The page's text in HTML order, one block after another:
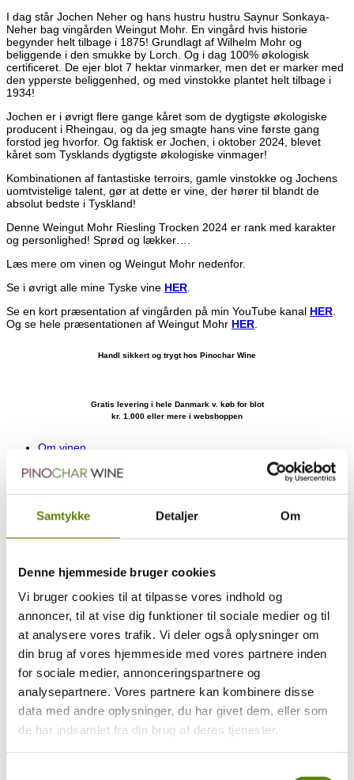
Samtykke Detaljer Om
Denne hjemmeside bruger cookies
Vi bruger cookies til at tilpasse vores indhold og
annoncer, til at vise dig funktioner til sociale medier og til
at analysere vores trafik. Vi deler også oplysninger om
din brug af vores hjemmeside med vores partnere inden
for sociale medier, annonceringspartnere og
analysepartnere. Vores partnere kan kombinere disse
data med andre oplysninger, du har givet dem, eller som
de har indsamlet fra din brug af deres tjenester.
I dag står Jochen Neher og hans hustru hustru Saynur Sonkaya-
Neher bag vingården Weingut Mohr. En vingård hvis historie
begynder helt tilbage i 1875! Grundlagt af Wilhelm Mohr og
beliggende i den smukke by Lorch. Og i dag 100% økologisk
certificeret. De ejer blot 7 hektar vinmarker, men det er marker med
den ypperste beliggenhed, og med vinstokke plantet helt tilbage i
1934!
Jochen er i øvrigt flere gange kåret som de dygtigste økologiske
producent i Rheingau, og da jeg smagte hans vine første gang
forstod jeg hvorfor. Og faktisk er Jochen, i oktober 2024, blevet
kåret som Tysklands dygtigste økologiske vinmager!
Kombinationen af fantastiske terroirs, gamle vinstokke og Jochens
uomtvistelige talent, gør at dette er vine, der hører til blandt de
absolut bedste i Tyskland!
Denne Weingut Mohr Riesling Trocken 2024 er rank med karakter
og personlighed! Sprød og lækker….
Læs mere om vinen og Weingut Mohr nedenfor.
Se i øvrigt alle mine Tyske vine HER
Se en kort præsentation af vingården på min YouTube kanal HER
Og se hele præsentationen af Weingut Mohr HER
Handl sikkert og trygt hos Pinochar Wine
Gratis levering i hele Danmark v. køb for blot
kr. 1.000 eller mere i webshoppen
Om vinen
Ratings og anmeldelser
Smagsnoter
Jorden i Lorch vinmarkerne består af primært af grå, brun eller rød
skifer delvist blandet med kvartsit og løss.
timer. Derved trækker de lidt mere aroma og struktur ud af
Vinen gærer på tilsat ren gær i afkølede i rustfrit ståltanke.
Efter 3 måneders lagring på gærresterne filtreres vinen skånsomt
inden tapning.
Restsukker: 8,0 g/l.
Surhedsgrad: 7,6 g/l.
Alkohol: 11,5 %.